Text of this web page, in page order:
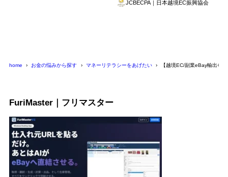
JCBECPA｜日本越境EC振興協会
home お金の悩みから探す マネーリテラシーをあげたい 【越境EC/副業eBay輸出せ
FuriMaster｜フリマスター